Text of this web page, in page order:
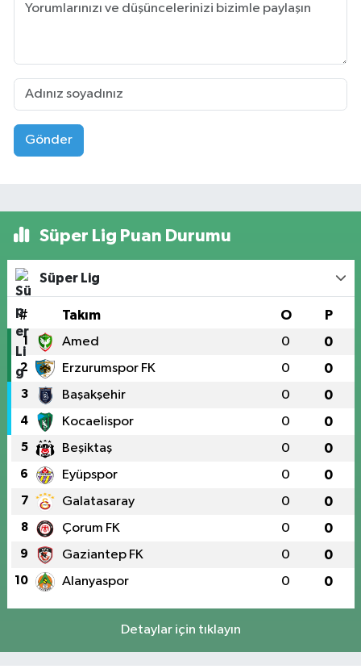
Gönder
Süper Lig Puan Durumu
Süper Lig
# Takım O P
1 Amed 0 0
2 Erzurumspor FK 0 0
3 Başakşehir 0 0
4 Kocaelispor 0 0
5 Beşiktaş 0 0
6 Eyüpspor 0 0
7 Galatasaray 0 0
8 Çorum FK 0 0
9 Gaziantep FK 0 0
10 Alanyaspor 0 0
Detaylar için tıklayın